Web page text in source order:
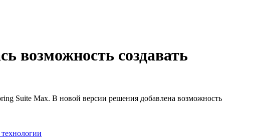
возможность создавать
Suite Max. В новой версии решения добавлена возможность